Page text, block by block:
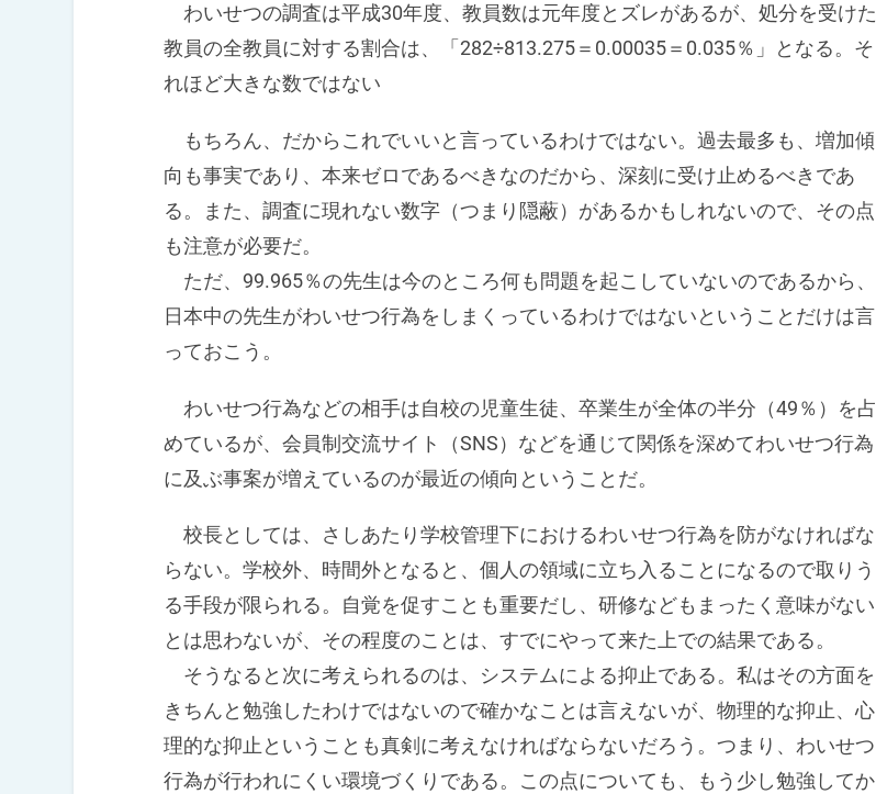
わいせつの調査は平成30年度、教員数は元年度とズレがあるが、処分を受けた
教員の全教員に対する割合は、「282÷813.275＝0.00035＝0.035％」となる。そ
れほど大きな数ではない
もちろん、だからこれでいいと言っているわけではない。過去最多も、増加傾
向も事実であり、本来ゼロであるべきなのだから、深刻に受け止めるべきであ
る。また、調査に現れない数字（つまり隠蔽）があるかもしれないので、その点
も注意が必要だ。
ただ、99.965％の先生は今のところ何も問題を起こしていないのであるから、
日本中の先生がわいせつ行為をしまくっているわけではないということだけは言
っておこう。
わいせつ行為などの相手は自校の児童生徒、卒業生が全体の半分（49％）を占
めているが、会員制交流サイト（SNS）などを通じて関係を深めてわいせつ行為
に及ぶ事案が増えているのが最近の傾向ということだ。
校長としては、さしあたり学校管理下におけるわいせつ行為を防がなければな
らない。学校外、時間外となると、個人の領域に立ち入ることになるので取りう
る手段が限られる。自覚を促すことも重要だし、研修などもまったく意味がない
とは思わないが、その程度のことは、すでにやって来た上での結果である。
そうなると次に考えられるのは、システムによる抑止である。私はその方面を
きちんと勉強したわけではないので確かなことは言えないが、物理的な抑止、心
理的な抑止ということも真剣に考えなければならないだろう。つまり、わいせつ
行為が行われにくい環境づくりである。この点についても、もう少し勉強してか